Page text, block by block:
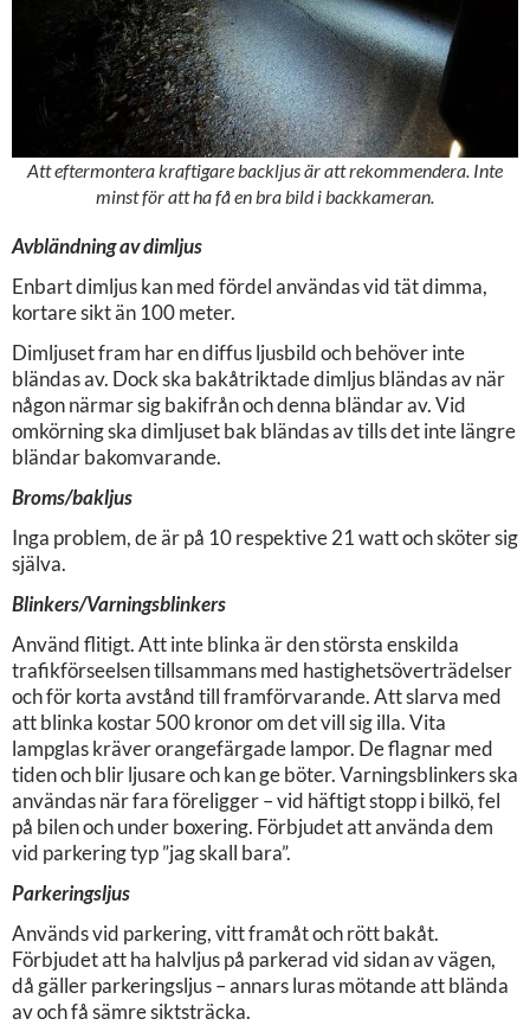
Att eftermontera kraftigare backljus är att rekommendera. Inte
minst för att ha få en bra bild i backkameran.
Avbländning av dimljus
Enbart dimljus kan med fördel användas vid tät dimma,
kortare sikt än 100 meter.
Dimljuset fram har en diffus ljusbild och behöver inte
bländas av. Dock ska bakåtriktade dimljus bländas av när
någon närmar sig bakifrån och denna bländar av. Vid
omkörning ska dimljuset bak bländas av tills det inte längre
bländar bakomvarande.
Broms/bakljus
Inga problem, de är på 10 respektive 21 watt och sköter sig
själva.
Blinkers/Varningsblinkers
Använd flitigt. Att inte blinka är den största enskilda
trafikförseelsen tillsammans med hastighetsöverträdelser
och för korta avstånd till framförvarande. Att slarva med
att blinka kostar 500 kronor om det vill sig illa. Vita
lampglas kräver orangefärgade lampor. De flagnar med
tiden och blir ljusare och kan ge böter. Varningsblinkers ska
användas när fara föreligger – vid häftigt stopp i bilkö, fel
på bilen och under boxering. Förbjudet att använda dem
vid parkering typ ”jag skall bara”.
Parkeringsljus
Används vid parkering, vitt framåt och rött bakåt.
Förbjudet att ha halvljus på parkerad vid sidan av vägen,
då gäller parkeringsljus – annars luras mötande att blända
av och få sämre siktsträcka.